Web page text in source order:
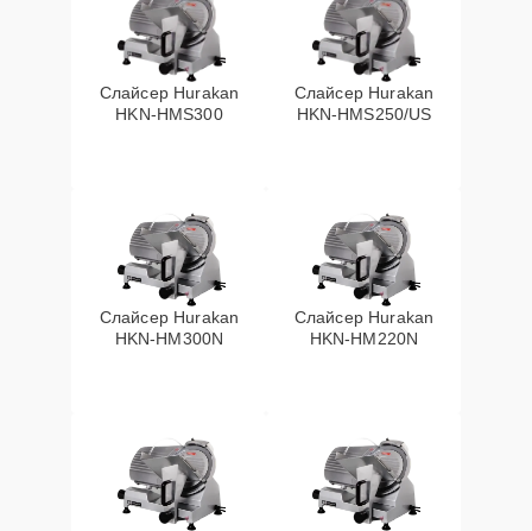
Слайсер Hurakan
HKN-HMS300
Слайсер Hurakan
HKN-HMS250/US
Слайсер Hurakan
HKN-HM300N
Слайсер Hurakan
HKN-HM220N